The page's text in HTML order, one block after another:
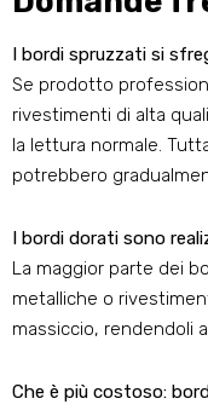
I bordi spruzzati si
Se prodotto
rivestimenti di alta
la lettura normale.
potrebbero
I bordi dorati sono
La maggior parte dei
metalliche o
massiccio, rendendoli
Che è più costoso: